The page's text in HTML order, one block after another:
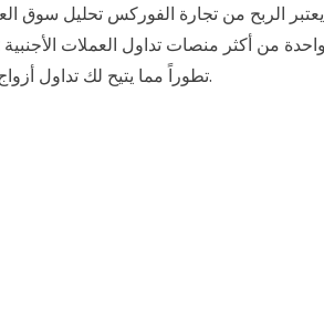
يعتبر الربح من تجارة الفوركس تحليل سوق
تطوراً مما يتيح لك تداول أزواج العملات التي تتراوح من العملات الرئيسية إلى الأزواج الغريبة.